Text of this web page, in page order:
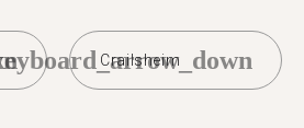
Crailsheim